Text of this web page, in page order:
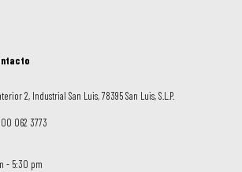
2, Industrial San Luis, 78395 San Luis, S.L.P.
062 3773
- 5:30 pm